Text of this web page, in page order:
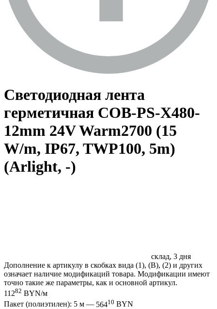
Светодиодная лента
герметичная COB-PS-X480-
12mm 24V Warm2700 (15
W/m, IP67, TWP100, 5m)
(Arlight, -)
склад, 3 дня
Дополнение к артикулу в скобках вида (1), (B), (2) и других
означает наличие модификаций товара. Модификации имеют
точно такие же параметры, как и основной артикул.
11282 BYN/м
Пакет (полиэтилен): 5 м — 56410 BYN